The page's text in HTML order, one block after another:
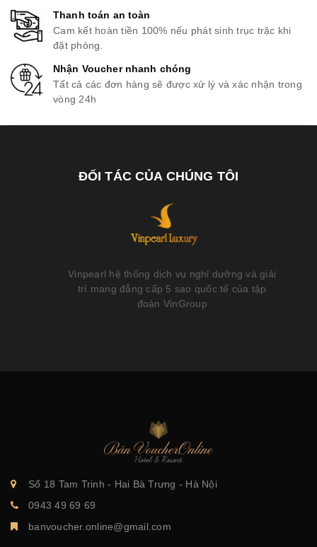
Thanh toán an toàn
Cam kết hoàn tiền 100% nếu phát sinh trục trặc khi
đặt phòng.
Nhận Voucher nhanh chóng
Tất cả các đơn hàng sẽ được xử lý và xác nhận trong
vòng 24h
ĐỐI TÁC CỦA CHÚNG TÔI
Vinpearl hệ thống dịch vụ nghỉ dưỡng và giải
trí mang đẳng cấp 5 sao quốc tế của tập
đoàn VinGroup
Số 18 Tam Trinh - Hai Bà Trưng - Hà Nội
0943 49 69 69
banvoucher.online@gmail.com